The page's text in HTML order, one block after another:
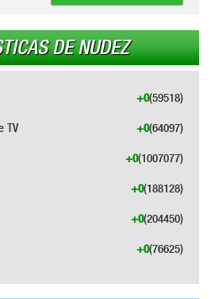
DE NUDEZ
(59518)
+0
TV (64097)
+0
(1007077)
+0
(188128)
+0
(204450)
+0
(76625)
+0